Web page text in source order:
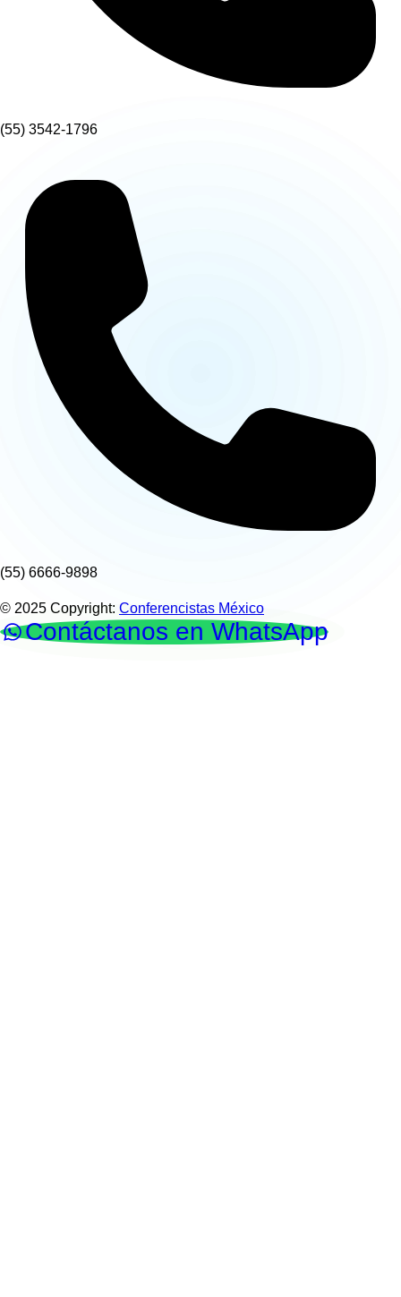
(55) 3542-1796
(55) 6666-9898
© 2025 Copyright: Conferencistas México
Contáctanos en WhatsApp